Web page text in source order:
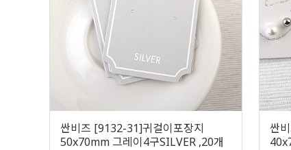
싼비즈 [9132-31]귀걸이포장지
50x70mm 그레이4구SILVER ,20개
싼